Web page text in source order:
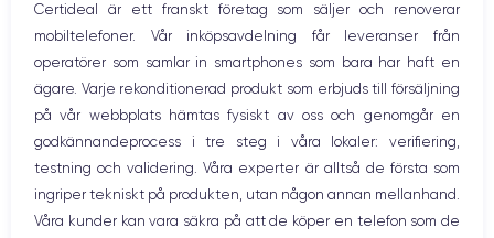
Puce A13 Bionic 6
Nom GPU
GPU 4 cœurs
Fréq. processeur
2.65 GHz
12 Mpx 12 Mpx
Résolution vidéo
4K - 2160 x 3840 px
Recharge rapide
Oui, minimum 18W
Hem-knappen
Bluetooth
WiFi
Nätverk
Vibration
Prise USB
Certideal är ett franskt företag som säljer och renoverar
mobiltelefoner. Vår inköpsavdelning får leveranser från
operatörer som samlar in smartphones som bara har haft en
ägare. Varje rekonditionerad produkt som erbjuds till försäljning
på vår webbplats hämtas fysiskt av oss och genomgår en
godkännandeprocess i tre steg i våra lokaler: verifiering,
testning och validering. Våra experter är alltså de första som
ingriper tekniskt på produkten, utan någon annan mellanhand.
Våra kunder kan vara säkra på att de köper en telefon som de